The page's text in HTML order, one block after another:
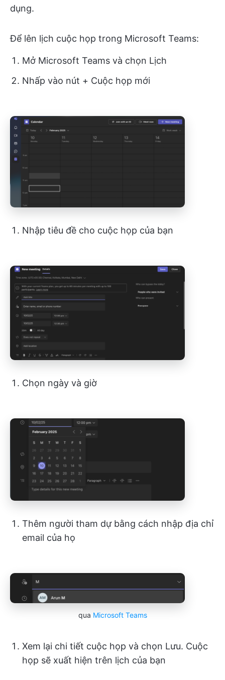
dụng.
Để lên lịch cuộc họp trong Microsoft Teams:
Mở Microsoft Teams và chọn Lịch
Nhấp vào nút + Cuộc họp mới
Nhập tiêu đề cho cuộc họp của bạn
Chọn ngày và giờ
Thêm người tham dự bằng cách nhập địa chỉ
email của họ
qua Microsoft Teams
Xem lại chi tiết cuộc họp và chọn Lưu. Cuộc
họp sẽ xuất hiện trên lịch của bạn